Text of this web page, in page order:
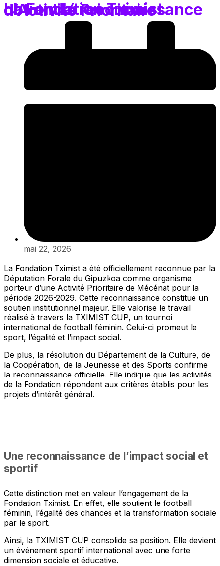
La Fondation Tximist obtient la reconnaissance d’Activité Prioritaire
mai 22, 2026
La Fondation Tximist a été officiellement reconnue par la
Députation Forale du Gipuzkoa comme organisme
porteur d’une Activité Prioritaire de Mécénat pour la
période 2026-2029. Cette reconnaissance constitue un
soutien institutionnel majeur. Elle valorise le travail
réalisé à travers la TXIMIST CUP, un tournoi
international de football féminin. Celui-ci promeut le
sport, l’égalité et l’impact social.
De plus, la résolution du Département de la Culture, de
la Coopération, de la Jeunesse et des Sports confirme
la reconnaissance officielle. Elle indique que les activités
de la Fondation répondent aux critères établis pour les
projets d’intérêt général.
Une reconnaissance de l’impact social et
sportif
Cette distinction met en valeur l’engagement de la
Fondation Tximist. En effet, elle soutient le football
féminin, l’égalité des chances et la transformation sociale
par le sport.
Ainsi, la TXIMIST CUP consolide sa position. Elle devient
un événement sportif international avec une forte
dimension sociale et éducative.